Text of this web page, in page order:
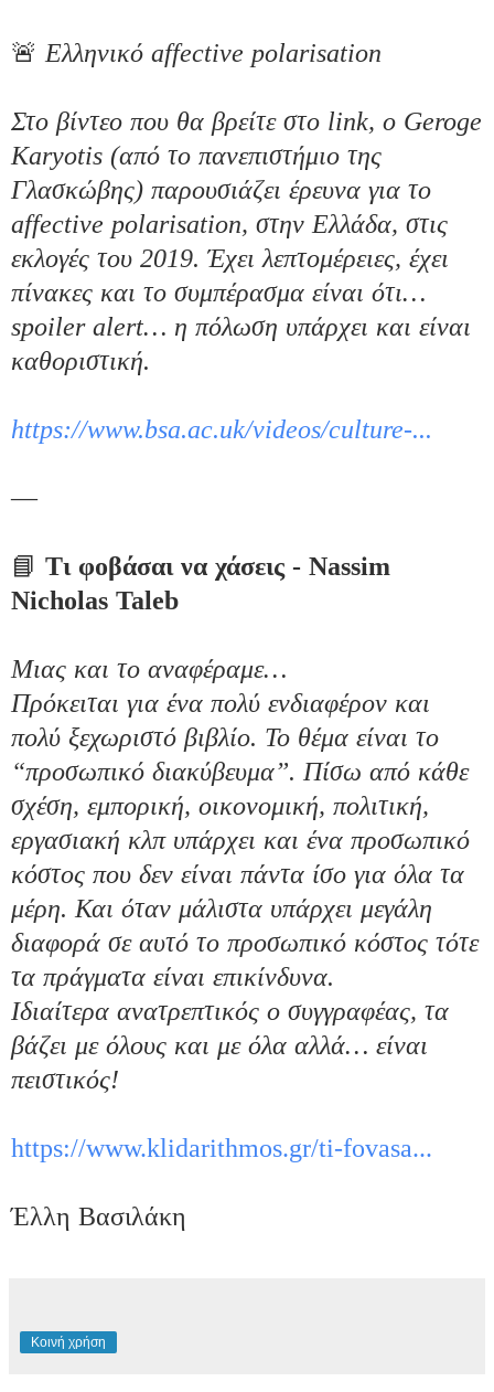
🚨 Ελληνικό affective polarisation
Στο βίντεο που θα βρείτε στο link, ο Geroge
Karyotis (από το πανεπιστήμιο της
Γλασκώβης) παρουσιάζει έρευνα για το
affective polarisation, στην Ελλάδα, στις
εκλογές του 2019. Έχει λεπτομέρειες, έχει
πίνακες και το συμπέρασμα είναι ότι…
spoiler alert… η πόλωση υπάρχει και είναι
καθοριστική.
https://www.bsa.ac.uk/videos/culture-...
—
📘 Τι φοβάσαι να χάσεις - Nassim
Nicholas Taleb
Μιας και το αναφέραμε…
Πρόκειται για ένα πολύ ενδιαφέρον και
πολύ ξεχωριστό βιβλίο. Το θέμα είναι το
“προσωπικό διακύβευμα”. Πίσω από κάθε
σχέση, εμπορική, οικονομική, πολιτική,
εργασιακή κλπ υπάρχει και ένα προσωπικό
κόστος που δεν είναι πάντα ίσο για όλα τα
μέρη. Και όταν μάλιστα υπάρχει μεγάλη
διαφορά σε αυτό το προσωπικό κόστος τότε
τα πράγματα είναι επικίνδυνα.
Ιδιαίτερα ανατρεπτικός ο συγγραφέας, τα
βάζει με όλους και με όλα αλλά… είναι
πειστικός!
https://www.klidarithmos.gr/ti-fovasa...
Έλλη Βασιλάκη
Κοινή χρήση